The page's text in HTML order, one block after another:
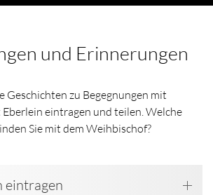
und Erinnerungen
Geschichten zu Begegnungen mit
eintragen und teilen. Welche
Sie mit dem Weihbischof?
eintragen